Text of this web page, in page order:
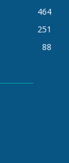
464
251
88